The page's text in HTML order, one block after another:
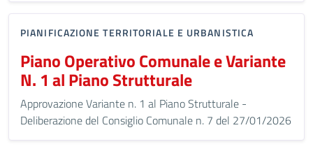
PIANIFICAZIONE TERRITORIALE E URBANISTICA
Piano Operativo Comunale e Variante
N. 1 al Piano Strutturale
Approvazione Variante n. 1 al Piano Strutturale -
Deliberazione del Consiglio Comunale n. 7 del 27/01/2026